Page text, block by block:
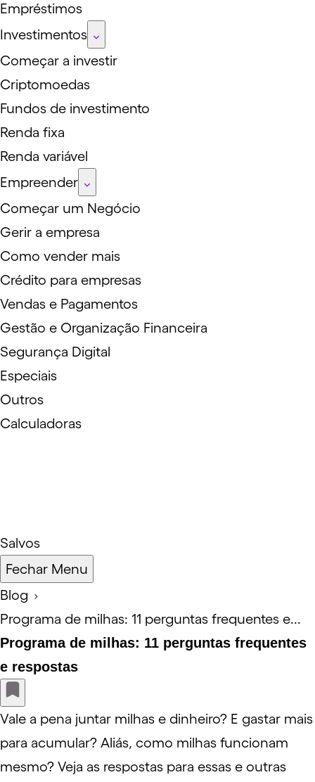
Empréstimos
Investimentos
Começar a investir
Criptomoedas
Fundos de investimento
Renda fixa
Renda variável
Empreender
Começar um Negócio
Gerir a empresa
Como vender mais
Crédito para empresas
Vendas e Pagamentos
Gestão e Organização Financeira
Segurança Digital
Especiais
Outros
Calculadoras
Salvos
Fechar Menu
Blog
Programa de milhas: 11 perguntas frequentes e...
Programa de milhas: 11 perguntas frequentes
e respostas
Vale a pena juntar milhas e dinheiro? E gastar mais
para acumular? Aliás, como milhas funcionam
mesmo? Veja as respostas para essas e outras